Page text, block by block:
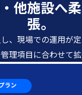
他施設へ
張。
、現場での運用が
理項目に合わせて拡
ラン